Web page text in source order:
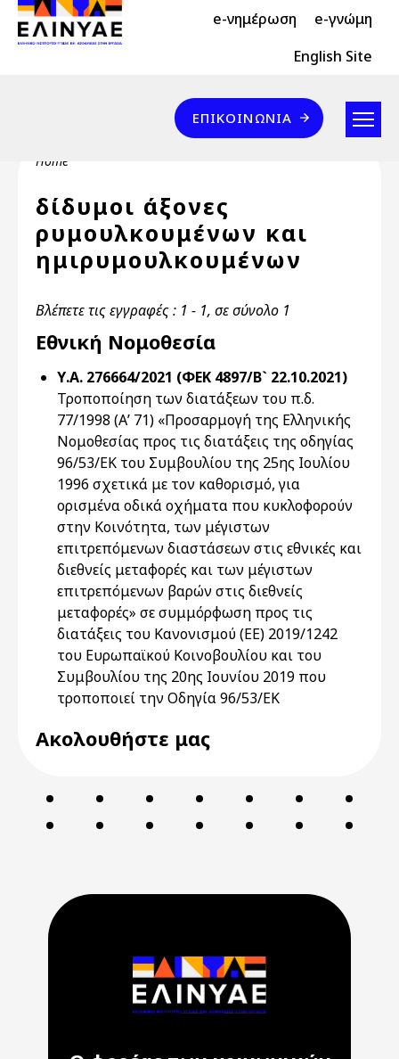
Skip to main content
Header Top 2 e-νημέρωση e-γνώμη
Header Top English Site
Επικοινωνία
ΕΠΙΚΟΙΝΩΝΊΑ
Breadcrumb
Home
δίδυμοι άξονες
ρυμουλκουμένων και
ημιρυμουλκουμένων
Βλέπετε τις εγγραφές : 1 - 1, σε σύνολο 1
Εθνική Νομοθεσία
Υ.Α. 276664/2021 (ΦΕΚ 4897/Β` 22.10.2021)
Τροποποίηση των διατάξεων του π.δ.
77/1998 (Α’ 71) «Προσαρμογή της Ελληνικής
Νομοθεσίας προς τις διατάξεις της οδηγίας
96/53/ΕΚ του Συμβουλίου της 25ης Ιουλίου
1996 σχετικά με τον καθορισμό, για
ορισμένα οδικά οχήματα που κυκλοφορούν
στην Κοινότητα, των μέγιστων
επιτρεπόμενων διαστάσεων στις εθνικές και
διεθνείς μεταφορές και των μέγιστων
επιτρεπόμενων βαρών στις διεθνείς
μεταφορές» σε συμμόρφωση προς τις
διατάξεις του Κανονισμού (ΕΕ) 2019/1242
του Ευρωπαϊκού Κοινοβουλίου και του
Συμβουλίου της 20ης Ιουνίου 2019 που
τροποποιεί την Οδηγία 96/53/ΕΚ
Ακολουθήστε μας